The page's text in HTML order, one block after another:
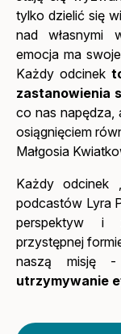
tylko dzielić się
nad własnymi
emocja ma
Każdy odcinek
zastanowienia
co nas napędza,
osiągnięciem
Małgosia
Każdy odcinek
podcastów Lyra
perspektyw i
przystępnej
naszą misję
utrzymywanie